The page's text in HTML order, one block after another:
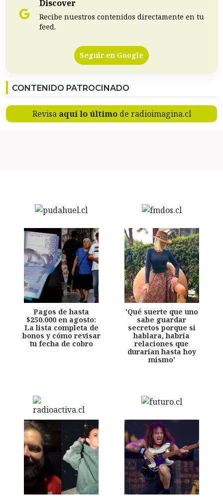
Discover
Recibe nuestros contenidos directamente en tu
feed.
Seguir en Google
CONTENIDO PATROCINADO
Revisa aquí lo últimode radioimagina.cl
Pagos de hasta
$250.000 en agosto:
La lista completa de
bonos y cómo revisar
tu fecha de cobro
'Qué suerte que uno
sabe guardar
secretos porque si
hablara, habría
relaciones que
durarían hasta hoy
mismo'